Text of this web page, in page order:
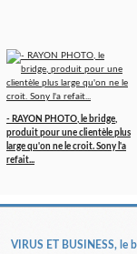
- RAYON PHOTO, le bridge,
produit pour une clientèle plus
large qu'on ne le croit. Sony l'a
refait...